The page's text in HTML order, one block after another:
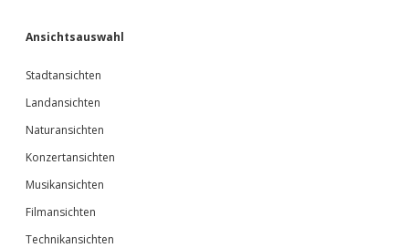
Ansichtsauswahl
Stadtansichten
Landansichten
Naturansichten
Konzertansichten
Musikansichten
Filmansichten
Technikansichten